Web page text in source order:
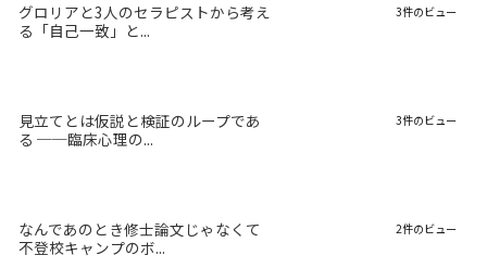
グロリアと3人のセラピストから考え
る「自己一致」と...
3件のビュー
見立てとは仮説と検証のループであ
る ──臨床心理の...
3件のビュー
なんであのとき修士論文じゃなくて
不登校キャンプのボ...
2件のビュー